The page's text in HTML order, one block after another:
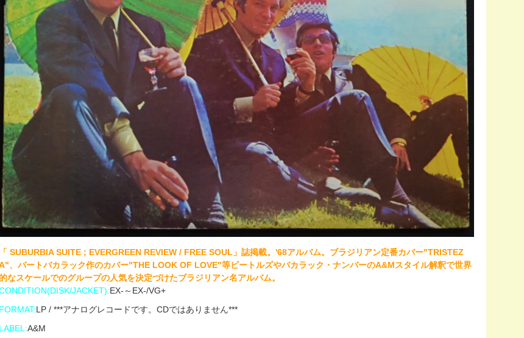
「 SUBURBIA SUITE ; EVERGREEN REVIEW / FREE SOUL」誌掲載。'68アルバム。ブラジリアン定番カバー"TRISTEZ
、バートバカラック作のカバー"THE LOOK OF LOVE"等ビートルズやバカラック・ナンバーのA&Mスタイル解釈で世界
的なスケールでのグループの人気を決定づけたブラジリアン名アルバム。
JACKET):EX-～EX-/VG+
FORMAT:LP / ***アナログレコードです。CDではありません***
LABEL:A&M